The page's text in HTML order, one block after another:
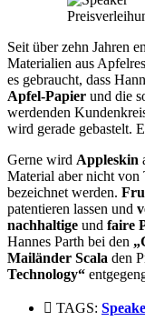
Seit über zehn Jahren
Materialien aus
es gebraucht, dass
Apfel-Papier und die
werdenden
wird gerade gebastelt.
Gerne wird Appleskin
Material aber nicht von
bezeichnet werden.
patentieren lassen und
nachhaltige und faire
Hannes Parth bei den
Mailänder Scala den
Technology“
TAGS: